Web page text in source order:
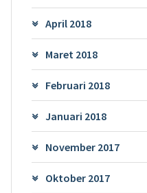
April 2018
Maret 2018
Februari 2018
Januari 2018
November 2017
Oktober 2017